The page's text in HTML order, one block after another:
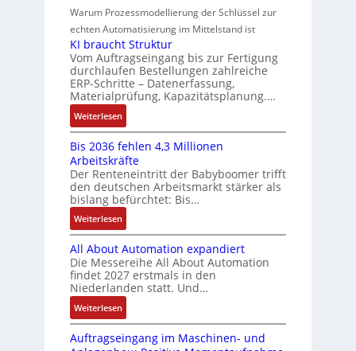
r
a
c
h
u
e
s
s
u
n
g
n
d
Z
u
s
a
n
d
s
b
e
o
i
n
F
a
n
u
c
C
N
C
-
S
y
s
t
e
m
e
u
n
g
b
e
s
t
ä
t
i
g
t
R
e
i
f
e
g
r
f
ü
r
m
u
l
t
v
a
r
i
a
b
l
e
S
t
e
u
e
r
a
h
t
l
o
s
e
I
n
t
e
g
r
a
t
i
o
n
v
o
n
G
Warum Prozessmodellierung der Schlüssel zur
echten Automatisierung im Mittelstand ist
KI braucht Struktur
Vom Auftragseingang bis zur Fertigung
durchlaufen Bestellungen zahlreiche
ERP-Schritte – Datenerfassung,
Materialprüfung, Kapazitätsplanung.…
Weiterlesen:
K
I
b
r
a
u
c
h
t
S
t
r
u
k
t
Bis 2036 fehlen 4,3 Millionen
Arbeitskräfte
Der Renteneintritt der Babyboomer trifft
den deutschen Arbeitsmarkt stärker als
bislang befürchtet: Bis…
Weiterlesen:
B
i
s
2
0
3
6
f
All About Automation expandiert
Die Messereihe All About Automation
findet 2027 erstmals in den
Niederlanden statt. Und…
Weiterlesen:
A
l
Auftragseingang im Maschinen- und